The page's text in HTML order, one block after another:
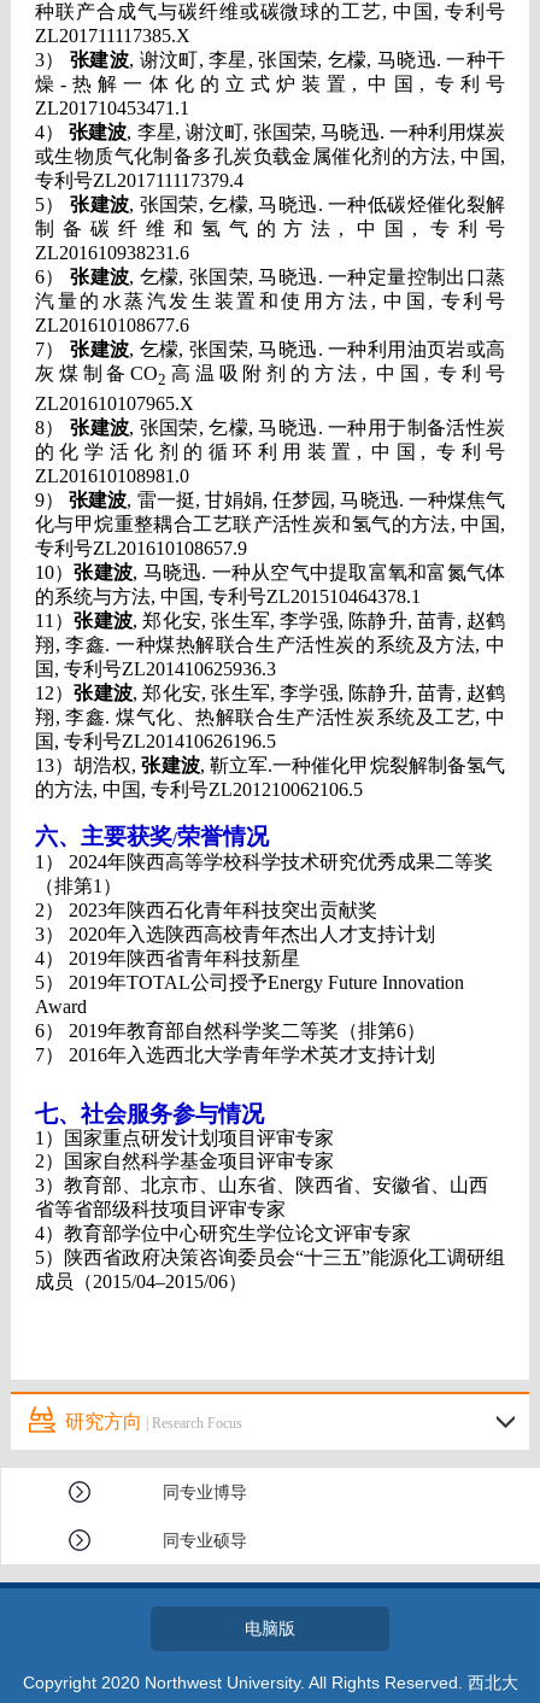
种联产合成气与碳纤维或碳微球的工艺,中国 ,专利号
ZL201711117385.X
3）
张建波, 谢汶町,李星 ,张国荣, 乞檬, 马晓迅.一种干
燥- 热解一体化的立式炉装置 ,中国 , 专利号
ZL201710453471.1
4）
张建波, 李星, 谢汶町,张国荣,马晓迅. 一种利用煤炭
或生物质气化制备多孔炭负载金属催化剂的方法,中国,
专利号ZL201711117379.4
5）
张建波, 张国荣,乞檬,马晓迅. 一种低碳烃催化裂解
制备碳纤维和氢气的方法 ,中国 ,专利号
ZL201610938231.6
6）
张建波, 乞檬, 张国荣,马晓迅. 一种定量控制出口蒸
汽量的水蒸汽发生装置和使用方法 ,中国 , 专利号
ZL201610108677.6
7）
张建波, 乞檬, 张国荣,马晓迅. 一种利用油页岩或高
灰煤制备CO2 高温吸附剂的方法 ,中国 ,专利号
ZL201610107965.X
8）
张建波, 张国荣,乞檬,马晓迅. 一种用于制备活性炭
的化学活化剂的循环利用装置 ,中国 , 专利号
ZL201610108981.0
9）
张建波, 雷一挺, 甘娟娟,任梦园 ,马晓迅. 一种煤焦气
化与甲烷重整耦合工艺联产活性炭和氢气的方法,中国,
专利号ZL201610108657.9
10）张建波, 马晓迅. 一种从空气中提取富氧和富氮气体
的系统与方法, 中国, 专利号ZL201510464378.1
11）张建波,郑化安,张生军,李学强, 陈静升,苗青, 赵鹤
翔,李鑫. 一种煤热解联合生产活性炭的系统及方法,中
国, 专利号ZL201410625936.3
12）张建波,郑化安,张生军,李学强, 陈静升,苗青, 赵鹤
翔,李鑫. 煤气化、热解联合生产活性炭系统及工艺,中
国, 专利号ZL201410626196.5
13）胡浩权,张建波, 靳立军.一种催化甲烷裂解制备氢气
的方法, 中国, 专利号ZL201210062106.5
六、主要获奖/荣誉情况
1） 2024年陕西高等学校科学技术研究优秀成果二等奖
（排第1 ）
2） 2023年陕西石化青年科技突出贡献奖
3）
2020年入选陕西高校青年杰出人才支持计划
4） 2019年陕西省青年科技新星
5） 2019年TOTAL公司授予Energy Future Innovation
Award
6） 2019年教育部自然科学奖二等奖（排第6）
7）
2016年入选西北大学青年学术英才支持计划
七、社会服务参与情况
1）
国家重点研发计划项目评审专家
2）
国家自然科学基金项目评审专家
3） 教育部、北京市、山东省、陕西省、安徽省、山西
省等省部级科技项目评审专家
4） 教育部学位中心研究生学位论文评审专家
5）
陕西省政府决策咨询委员会“十三五”能源化工调研组
成员 （2015/04–2015/06）
研究方向 | Research Focus
同专业博导
同专业硕导
电脑版
Copyright 2020 Northwest University. All Rights Reserved. 西北大